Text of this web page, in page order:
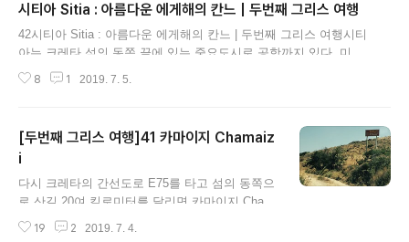
시티아 Sitia : 아름다운 에게해의 칸느 | 두번째 그리스 여행
42시티아 Sitia : 아름다운 에게해의 칸느 | 두번째 그리스 여행시티
아는 크레타 섬의 동쪽 끝에 있는 중요도시로 공항까지 있다. 미노
아 문명이 생기기 전부터 사람들이 살았다고 하는 이곳은 미노아
하다. 아름다운 에게해를 바로 앞에 둔 해변 도로는 프랑스의 니스
나 칸트 해변을 그대로 빼닮았다. 다만 이곳은 그곳보다 더 청정해
하늘은 더 푸르고 구름 한 점을 찾기 힘들다.[두번째 그리스 여행]4
2시티아 Sitia : 아름다운 에게해의 칸느 사진 1해변 도로는 보행자
전용으로 넓직하고 가운데 식당들이 줄지어 있다. 내가 예약을 한
호텔도 이 길을 따라가다 있었다. 보행자 전용..
8 1 2019. 7. 5.
[두번째 그리스 여행]41 카마이지 Chamaiz
i
다시 크레타의 간선도로 E75를 타고 섬의 동쪽으
로 산길 20여 킬로미터를 달리면 카마이지 Cham
aizi 미노아 타원형 가옥 유적이 나타난다. 찾아가
19 2 2019. 7. 4.